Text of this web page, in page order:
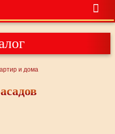
и дома